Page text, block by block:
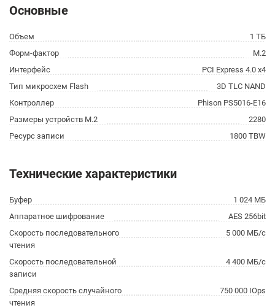
Основные
Объем
1 ТБ
Форм-фактор
M.2
Интерфейс
PCI Express 4.0 x4
Тип микросхем Flash
3D TLC NAND
Контроллер
Phison PS5016-E16
Размеры устройств M.2
2280
Ресурс записи
1800 TBW
Технические характеристики
Буфер
1 024 МБ
Аппаратное шифрование
AES 256bit
Скорость последовательного
чтения
5 000 МБ/с
Скорость последовательной
записи
4 400 МБ/с
Средняя скорость случайного
чтения
750 000 IOps